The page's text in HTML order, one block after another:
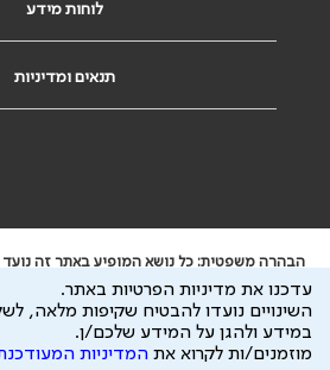
לוחות מידע
תנאים ומדיניות
הבהרה משפטית: כל נושא המופיע באתר זה נועד
ייעוץ רפואי או משפטי. אין הר"י אחראית לתוכן
שעלול להיגרם.
ידוע לי שהר"י אוספת ושומרת מידע אישי לצורך
להיות מועבר לצדדים שלישיים, הכל בכפוף ל
עדכנו את מדיניות הפרטיות באתר.
השינויים נועדו להבטיח שקיפות מלאה,
במידע ולהגן על המידע שלכם/ן.
מוזמנים/ות לקרוא את המדיניות